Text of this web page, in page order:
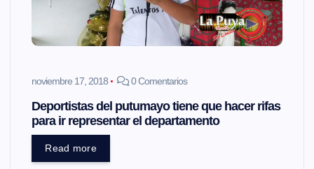
noviembre 17, 2018 0 Comentarios
Deportistas del putumayo tiene que hacer rifas
para ir representar el departamento
Read more